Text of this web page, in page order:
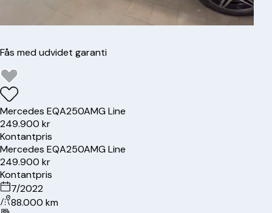
Fås med udvidet garanti
Mercedes EQA250AMG Line
249.900 kr
Kontantpris
Mercedes EQA250AMG Line
249.900 kr
Kontantpris
7/2022
88.000 km